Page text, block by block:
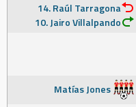
14. Raúl Tarragona
10. Jairo Villalpando
Matías Jones